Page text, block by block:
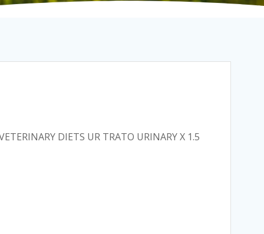
DIETS UR TRATO URINARY X 1.5